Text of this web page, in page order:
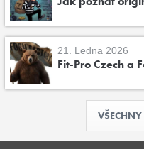
21. Ledna 2026
Fit-Pro Czech a